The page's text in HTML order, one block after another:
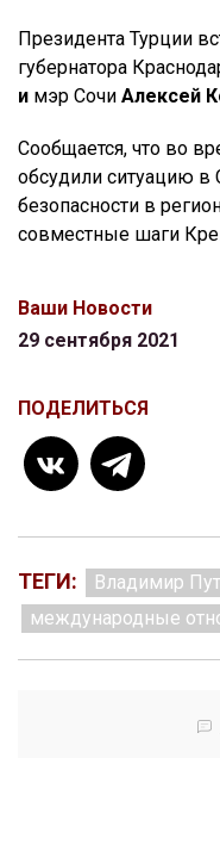
Президента Турции
губернатора
и мэр Сочи Алексей
Сообщается, что во
обсудили ситуацию в
безопасности в
совместные шаги
Ваши Новости
29 сентября 2021
ПОДЕЛИТЬСЯ
ТЕГИ:
Владимир
международные